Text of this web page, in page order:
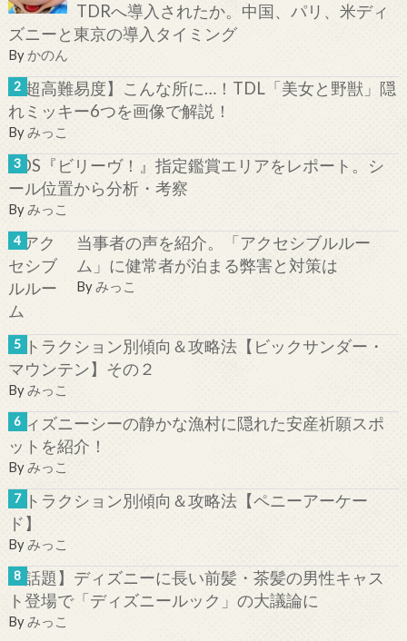
TDRへ導入されたか。中国、パリ、米ディ
ズニーと東京の導入タイミング
By かのん
【超高難易度】こんな所に…！TDL「美女と野獣」隠
れミッキー6つを画像で解説！
Byみっこ
TDS『ビリーヴ！』指定鑑賞エリアをレポート。シ
ール位置から分析・考察
Byみっこ
当事者の声を紹介。「アクセシブルルー
ム」に健常者が泊まる弊害と対策は
Byみっこ
アトラクション別傾向＆攻略法【ビックサンダー・
マウンテン】その２
Byみっこ
ディズニーシーの静かな漁村に隠れた安産祈願スポ
ットを紹介！
Byみっこ
アトラクション別傾向＆攻略法【ペニーアーケー
ド】
Byみっこ
【話題】ディズニーに長い前髪・茶髪の男性キャス
ト登場で「ディズニールック」の大議論に
Byみっこ